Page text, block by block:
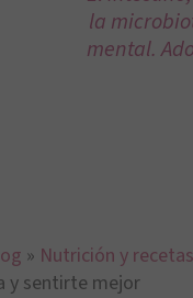
la
mental.
» Nutrición y recetas
y sentirte mejor